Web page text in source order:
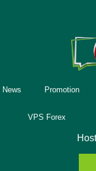
News Promotion
VPS Forex